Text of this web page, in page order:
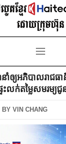
នាំឲ្យអភិបាលរាជធ
ក់តម្លៃសមរម្យជូនម
BY VIN CHANG